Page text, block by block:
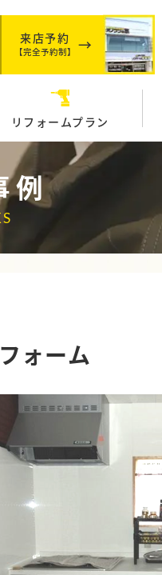
来店予約
【完全予約制】
リフォームプラン
例
ォーム